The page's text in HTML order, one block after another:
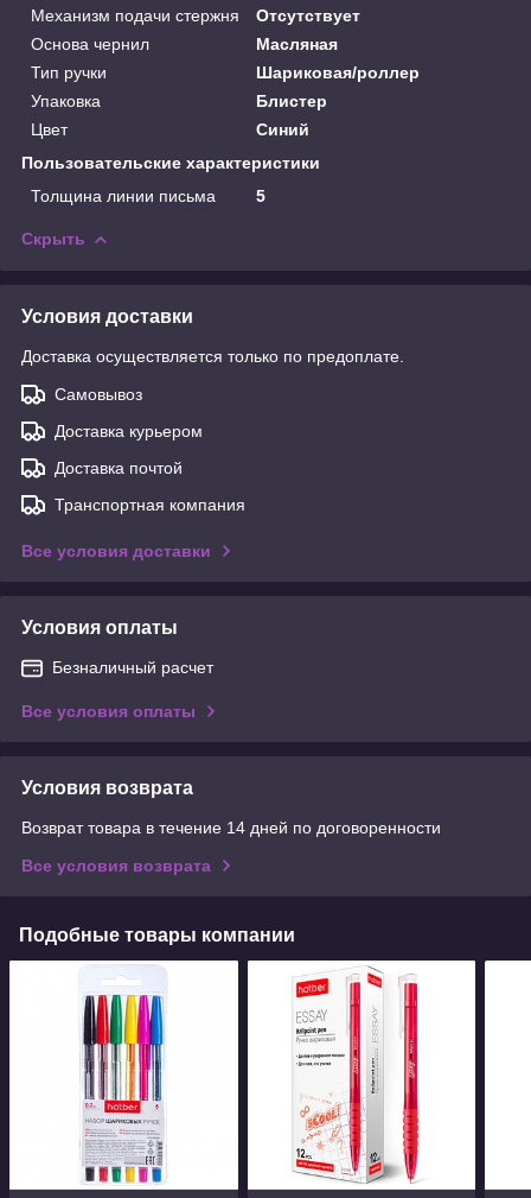
Механизм подачи стержня
Отсутствует
Основа чернил
Масляная
Тип ручки
Шариковая/роллер
Упаковка
Блистер
Цвет
Синий
Пользовательские характеристики
Толщина линии письма
5
Скрыть
Условия доставки
Доставка осуществляется только по предоплате.
Самовывоз
Доставка курьером
Доставка почтой
Транспортная компания
Все условия доставки
Условия оплаты
Безналичный расчет
Все условия оплаты
Условия возврата
Возврат товара в течение 14 дней по договоренности
Все условия возврата
Подобные товары компании